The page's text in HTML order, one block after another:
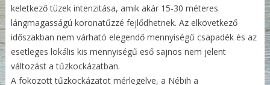
keletkező tüzek intenzitása, amik akár 15-30 méteres
lángmagasságú koronatűzzé fejlődhetnek. Az elkövetkező
időszakban nem várható elegendő mennyiségű csapadék és az
esetleges lokális kis mennyiségű eső sajnos nem jelent
változást a tűzkockázatban.
A fokozott tűzkockázatot mérlegelve, a Nébih a